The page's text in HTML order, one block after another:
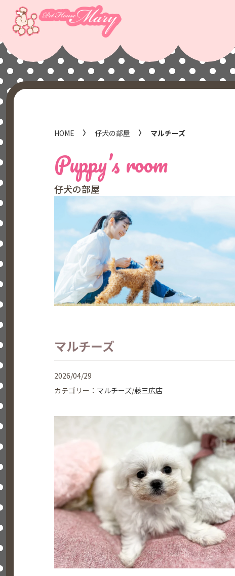
HOME 仔犬の部屋 マルチーズ
Puppy’s room
仔犬の部屋
マルチーズ
2026/04/29
カテゴリー： マルチーズ/藤三広店